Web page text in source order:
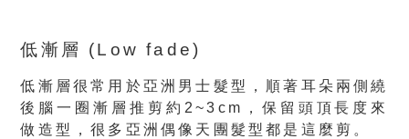
低漸層 (Low fade)
低漸層很常用於亞洲男士髮型，順著耳朵兩側繞
後腦一圈漸層推剪約2~3cm，保留頭頂長度來
做造型，很多亞洲偶像天團髮型都是這麼剪。